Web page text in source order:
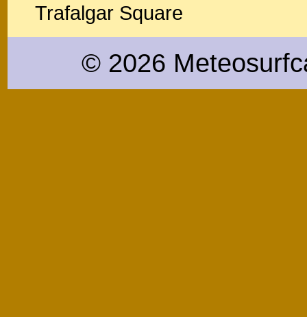
Trafalgar Square
© 2026